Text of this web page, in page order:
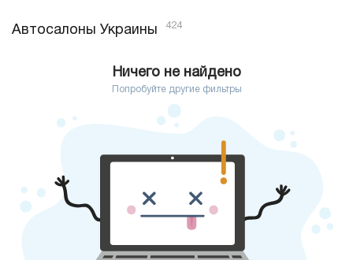
Автосалоны Украины 424
Ничего не найдено
Попробуйте другие фильтры